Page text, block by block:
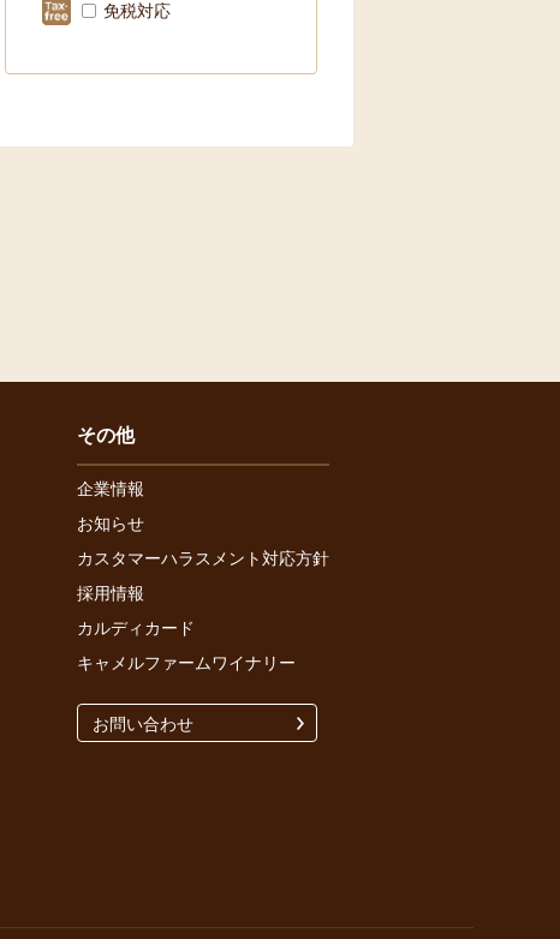
免税対応
その他
企業情報
お知らせ
カスタマーハラスメント対応方針
採用情報
カルディカード
キャメルファームワイナリー
お問い合わせ